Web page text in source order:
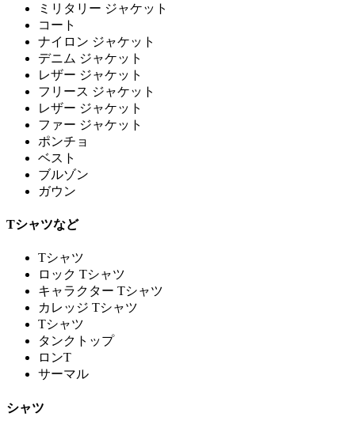
ミリタリー ジャケット
コート
ナイロン ジャケット
デニム ジャケット
レザー ジャケット
フリース ジャケット
レザー ジャケット
ファー ジャケット
ポンチョ
ベスト
ブルゾン
ガウン
Tシャツなど
Tシャツ
ロック Tシャツ
キャラクター Tシャツ
カレッジ Tシャツ
Tシャツ
タンクトップ
ロンT
サーマル
シャツ